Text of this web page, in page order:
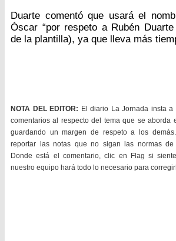
Duarte comentó que usará el
Óscar “por respeto a Rubén
de la plantilla), ya que lleva más
NOTA DEL EDITOR: El diario La Jornada insta
comentarios al respecto del tema que se aborda
guardando un margen de respeto a los
reportar las notas que no sigan las normas de
Donde está el comentario, clic en Flag si
nuestro equipo hará todo lo necesario para